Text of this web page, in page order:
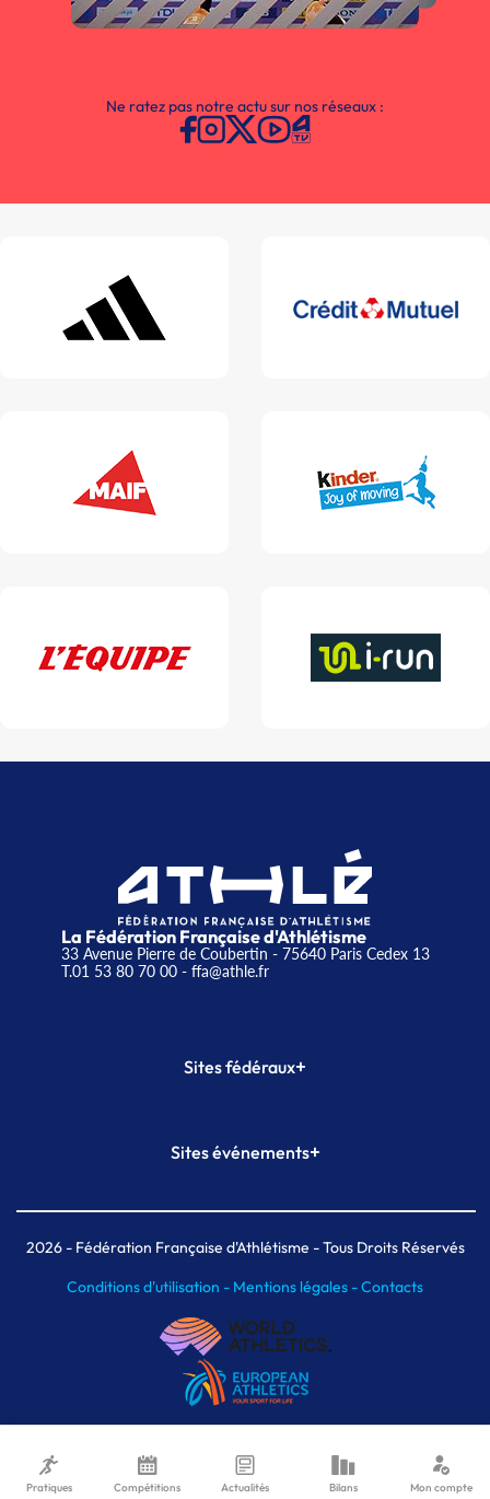
Ne ratez pas notre actu sur nos réseaux :
La Fédération Française d'Athlétisme
33 Avenue Pierre de Coubertin - 75640 Paris Cedex 13
T.01 53 80 70 00- ffa@athle.fr
Sites fédéraux+
Plateforme Formation
Sites événements+
Meeting de Paris indoor
MAIF Ekiden de Paris
2026- Fédération Française d'Athlétisme - Tous Droits Réservés
Conditions d'utilisation - Mentions légales -Contacts
Pratiques Compétitions Actualités Bilans Mon compte